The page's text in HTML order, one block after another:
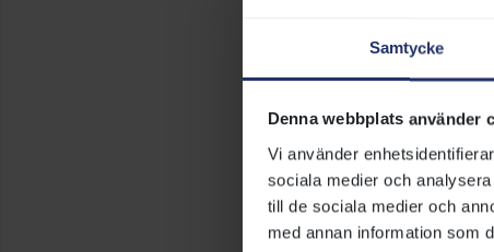
Samtycke
Denna webbplats använder
Vi använder
sociala medier och
till de sociala medier och
med annan information som
Föreningar
Föreningen
Svenska